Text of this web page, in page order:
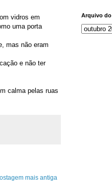
vidros em
uma porta
mas não eram
e não ter
calma pelas ruas
mais antiga
Arquivo